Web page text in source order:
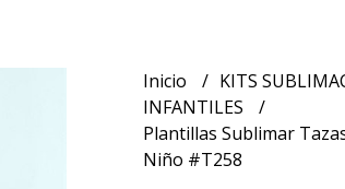
Inicio KITS
INFANTILES
Plantillas Sublimar
Niño #T258